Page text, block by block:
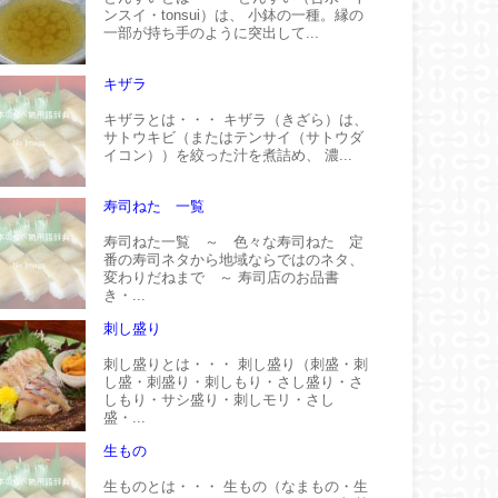
ンスイ・tonsui）は、 小鉢の一種。縁の
一部が持ち手のように突出して...
キザラ
キザラとは・・・ キザラ（きざら）は、
サトウキビ（またはテンサイ（サトウダ
イコン））を絞った汁を煮詰め、 濃...
寿司ねた 一覧
寿司ねた一覧 ～ 色々な寿司ねた 定
番の寿司ネタから地域ならではのネタ、
変わりだねまで ～ 寿司店のお品書
き・...
刺し盛り
刺し盛りとは・・・ 刺し盛り（刺盛・刺
し盛・刺盛り・刺しもり・さし盛り・さ
しもり・サシ盛り・刺しモリ・さし
盛・...
生もの
生ものとは・・・ 生もの（なまもの・生